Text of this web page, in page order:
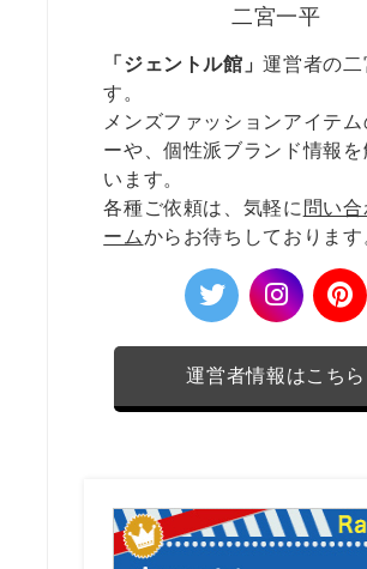
二宮一平
「ジェントル館」運営者の二
す。
メンズファッションアイテム
ーや、個性派ブランド情報を
います。
各種ご依頼は、気軽に 問い
ームからお待ちしております
運営者情報はこちら